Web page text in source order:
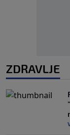
ZDRAVLJE